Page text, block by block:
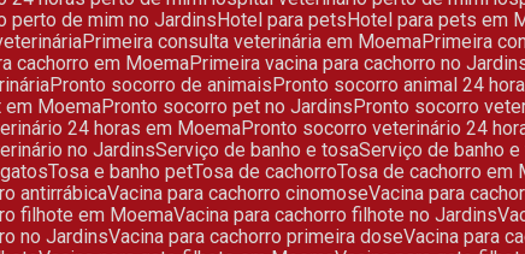
perto de mim no Jardins
Hotel para pets Hotel para pets em
Primeira consulta veterinária em Moema Primeira
cachorro em Moema
Primeira vacina para cachorro no
Pronto socorro de animais Pronto socorro animal 24
em Moema
Pronto socorro pet no Jardins Pronto socorro
24 horas em Moema
Pronto socorro veterinário 24
no Jardins Serviço de banho e tosa Serviço de banho
gatos Tosa e banho pet Tosa de cachorro Tosa de cachorro em
antirrábica Vacina para cachorro cinomose Vacina para
filhote em Moema Vacina para cachorro filhote no Jardins
no Jardins Vacina para cachorro primeira dose Vacina para